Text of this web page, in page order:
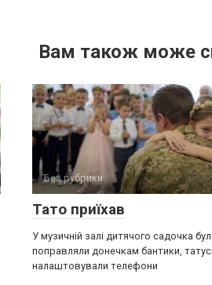
Вам також може
Без рубрики
Тато приїхав
У музичній залі дитячого садочка
поправляли донечкам бантики, татусі
налаштовували телефони